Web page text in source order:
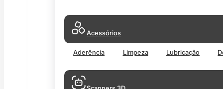
Acessórios
Aderência Limpeza Lubricação